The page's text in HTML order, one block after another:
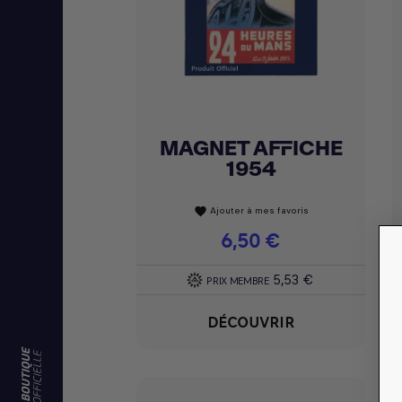
Achat express
MAGNET AFFICHE
1954
favorite Ajouter à mes favoris
Prix
6,50 €
PRIX MEMBRE 5,53 €
DÉCOUVRIR